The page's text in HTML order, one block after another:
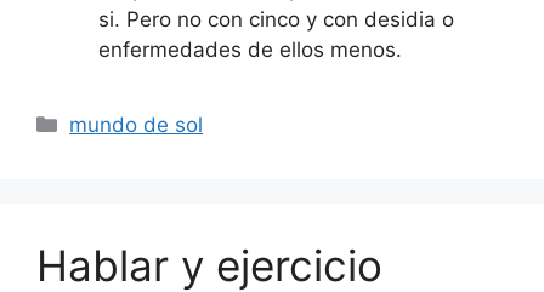
si. Pero no con cinco y con desidia o
enfermedades de ellos menos.
Categorías
mundo de sol
Hablar y ejercicio